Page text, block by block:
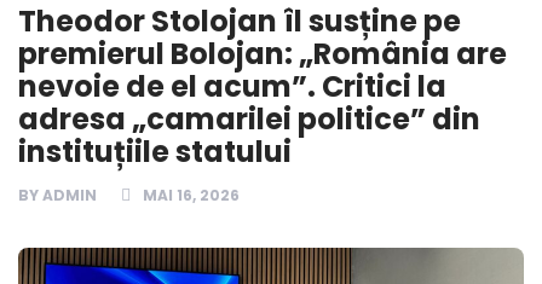
Theodor Stolojan îl susține pe
premierul Bolojan: „România are
nevoie de el acum”. Critici la
adresa „camarilei politice” din
instituțiile statului
BYADMIN MAI 16, 2026